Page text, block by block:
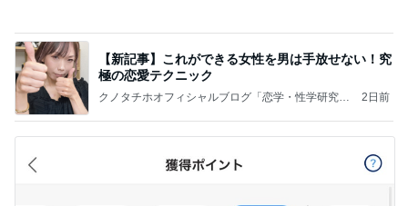
【新記事】これができる女性を男は手放せない！究
極の恋愛テクニック
クノタチホオフィシャルブログ「恋学・性学研究
2日前